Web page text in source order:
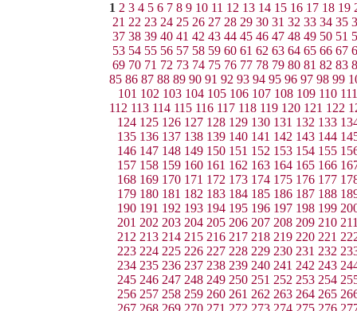
1 2 3 4 5 6 7 8 9 10 11 12 13 14 15 16 17 18 19
21 22 23 24 25 26 27 28 29 30 31 32 33 34 35
37 38 39 40 41 42 43 44 45 46 47 48 49 50 51
53 54 55 56 57 58 59 60 61 62 63 64 65 66 67
69 70 71 72 73 74 75 76 77 78 79 80 81 82 83
85 86 87 88 89 90 91 92 93 94 95 96 97 98 99
101 102 103 104 105 106 107 108 109 110 111
112 113 114 115 116 117 118 119 120 121 122
124 125 126 127 128 129 130 131 132 133
135 136 137 138 139 140 141 142 143 144
146 147 148 149 150 151 152 153 154 155
157 158 159 160 161 162 163 164 165 166
168 169 170 171 172 173 174 175 176 177
179 180 181 182 183 184 185 186 187 188
190 191 192 193 194 195 196 197 198 199
201 202 203 204 205 206 207 208 209 210
212 213 214 215 216 217 218 219 220 221
223 224 225 226 227 228 229 230 231 232
234 235 236 237 238 239 240 241 242 243
245 246 247 248 249 250 251 252 253 254
256 257 258 259 260 261 262 263 264 265